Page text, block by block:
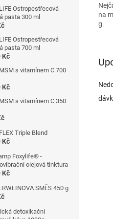
Ostropestřecová
pasta 300 ml
Ostropestřecová
pasta 700 ml
Kč
s vitamínem C 700
Kč
s vitamínem C 350
Triple Blend
Kč
Foxylife® -
olejová tinktura
Kč
SMĚS 450 g
detoxikační
na
g.